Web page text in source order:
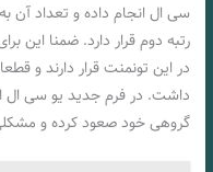
رتبه دوم قرار دارد. ضمنا این
در این تونمنت قرار دارند و
گروهی خود صعود کرده و